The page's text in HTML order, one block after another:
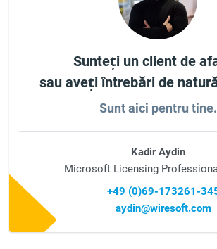
Sunteți un client de
sau aveți întrebări de
Sunt aici pentru tine.
Kadir Aydin
Microsoft Licensing
+49 (0)69-173261-
aydin@wiresoft.com